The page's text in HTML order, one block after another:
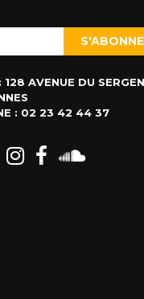
128 AVENUE DU
: 02 23 42 44 37